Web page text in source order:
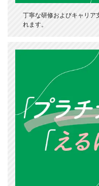
丁寧な研修およびキャリア
れます。